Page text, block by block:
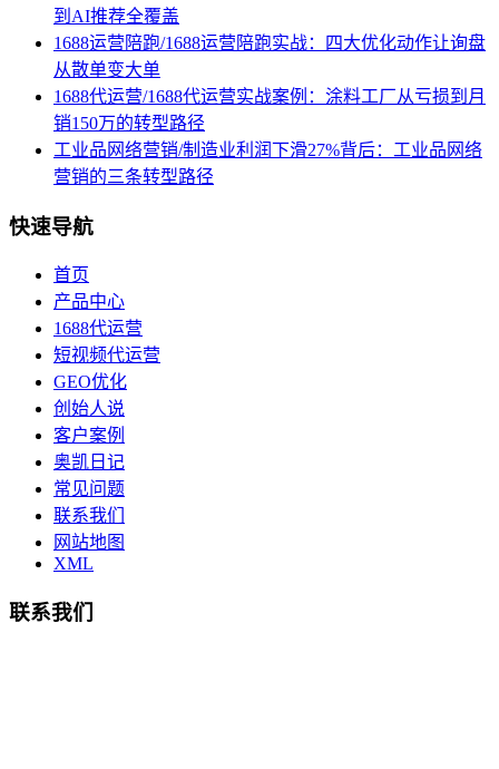
到AI推荐全覆盖
1688运营陪跑/1688运营陪跑实战：四大优化动作让询盘
从散单变大单
1688代运营/1688代运营实战案例：涂料工厂从亏损到月
销150万的转型路径
工业品网络营销/制造业利润下滑27%背后：工业品网络
营销的三条转型路径
快速导航
首页
产品中心
1688代运营
短视频代运营
GEO优化
创始人说
客户案例
奥凯日记
常见问题
联系我们
网站地图
XML
联系我们